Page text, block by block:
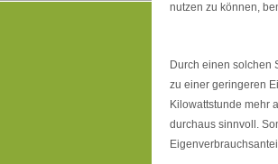
nutzen zu können,
Durch einen solchen
zu einer geringeren
Kilowattstunde mehr
durchaus sinnvoll.